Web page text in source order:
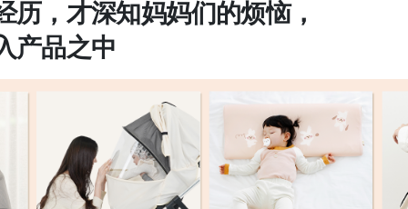
历，才深知妈妈们的烦恼，
产品之中